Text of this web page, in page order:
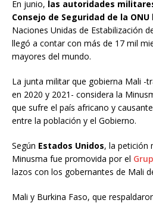
En junio, las autoridades
Consejo de Seguridad de la ONU
Naciones Unidas de Estabilización
llegó a contar con más de 17 mil
mayores del mundo.
La junta militar que gobierna Mali -
en 2020 y 2021- considera la
que sufre el país africano y
entre la población y el Gobierno.
Según Estados Unidos, la petición
Minusma fue promovida por el
lazos con los gobernantes de Mali
Mali y Burkina Faso, que